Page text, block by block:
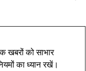
खबरों को साभार
का ध्यान रखें।